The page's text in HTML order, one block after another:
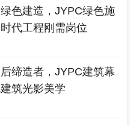
色建造，JYPC绿色施
代工程刚需岗位
缔造者，JYPC建筑幕
筑光影美学